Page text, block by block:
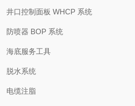
井口控制面板 WHCP 系统
防喷器 BOP 系统
海底服务工具
脱水系统
电缆注脂